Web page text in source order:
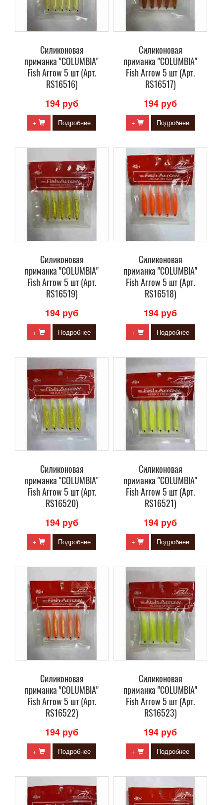
Силиконовая
приманка "COLUMBIA"
Fish Arrow 5 шт (Арт.
RS16516)
194 руб
+ Подробнее
Силиконовая
приманка "COLUMBIA"
Fish Arrow 5 шт (Арт.
RS16517)
194 руб
+ Подробнее
Силиконовая
приманка "COLUMBIA"
Fish Arrow 5 шт (Арт.
RS16519)
194 руб
+ Подробнее
Силиконовая
приманка "COLUMBIA"
Fish Arrow 5 шт (Арт.
RS16518)
194 руб
+ Подробнее
Силиконовая
приманка "COLUMBIA"
Fish Arrow 5 шт (Арт.
RS16520)
194 руб
+ Подробнее
Силиконовая
приманка "COLUMBIA"
Fish Arrow 5 шт (Арт.
RS16521)
194 руб
+ Подробнее
Силиконовая
приманка "COLUMBIA"
Fish Arrow 5 шт (Арт.
RS16522)
194 руб
+ Подробнее
Силиконовая
приманка "COLUMBIA"
Fish Arrow 5 шт (Арт.
RS16523)
194 руб
+ Подробнее